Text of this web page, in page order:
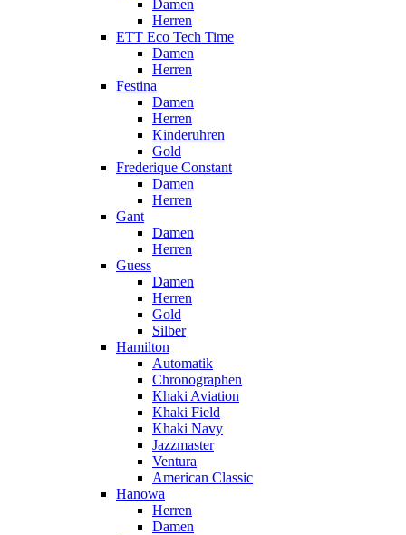
Damen
Herren
ETT Eco Tech Time
Damen
Herren
Festina
Damen
Herren
Kinderuhren
Gold
Frederique Constant
Damen
Herren
Gant
Damen
Herren
Guess
Damen
Herren
Gold
Silber
Hamilton
Automatik
Chronographen
Khaki Aviation
Khaki Field
Khaki Navy
Jazzmaster
Ventura
American Classic
Hanowa
Herren
Damen